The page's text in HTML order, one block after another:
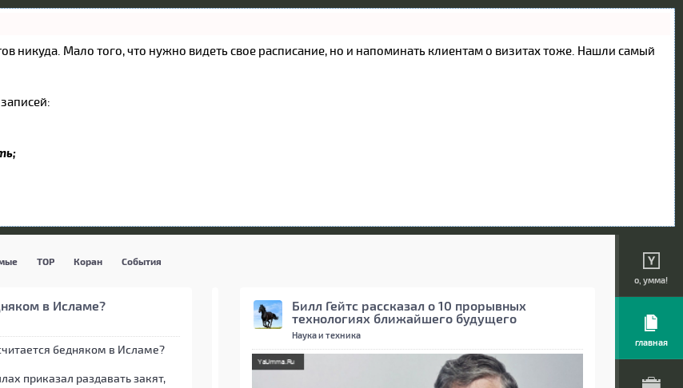
никуда. Мало того, что нужно видеть свое расписание, но и напоминать клиентам о визитах тоже. Нашли самый
о, умма!
главная
TOP Коран События
в Исламе?
приказал раздавать закят,
Билл Гейтс рассказал о 10 прорывных
технологиях ближайшего будущего
Наука и техника